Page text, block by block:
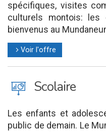
spécifiques, visites
culturels montois: les
bienvenus au
l Voir l'offre
J Scolaire
Les enfants et
public de demain. Le